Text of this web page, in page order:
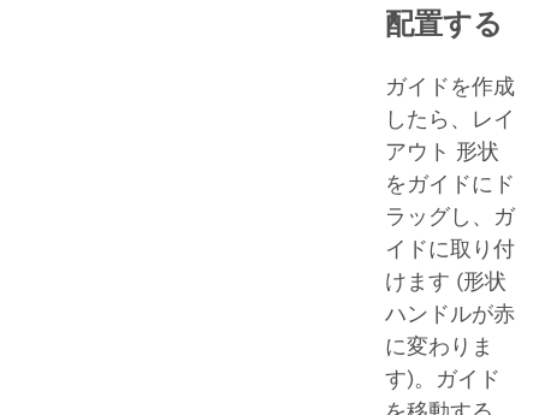
配置する
ガイドを作成
したら、レイ
アウト 形状
をガイドにド
ラッグし、ガ
イドに取り付
けます (形状
ハンドルが赤
に変わりま
す)。ガイド